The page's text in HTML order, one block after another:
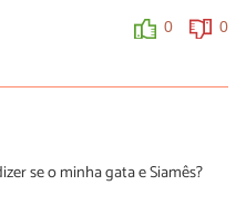
0 0
um pouco mais escuro que o
De qualquer forma, ele é lindo
se o minha gata e Siamês?